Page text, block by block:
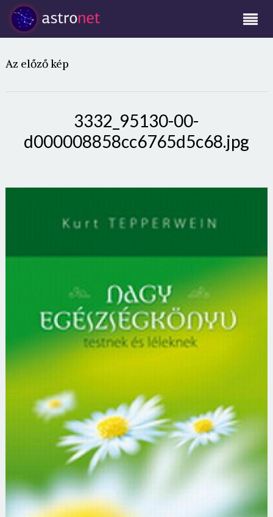
Az előző kép
3332_95130-00-
d000008858cc6765d5c68.jpg